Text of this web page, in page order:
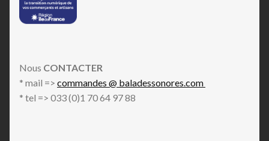
Nous CONTACTER
* mail => commandes @ baladessonores.com
* tel => 033 (0)1 70 64 97 88